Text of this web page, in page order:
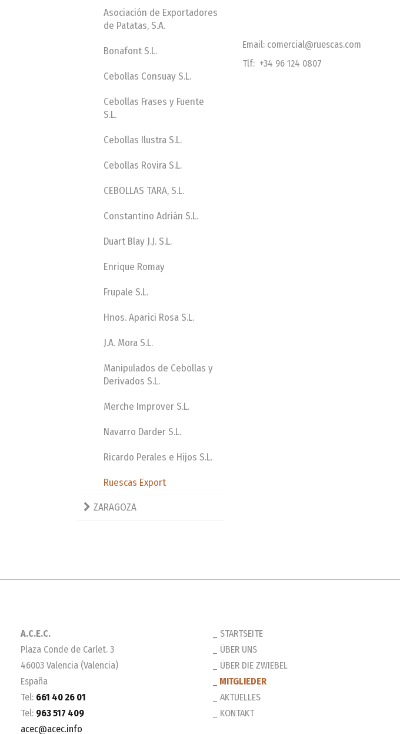
Asociación de Exportadores
de Patatas, S.A.
Bonafont S.L.
Cebollas Consuay S.L.
Cebollas Frases y Fuente
S.L.
Cebollas Ilustra S.L.
Cebollas Rovira S.L.
CEBOLLAS TARA, S.L.
Constantino Adrián S.L.
Duart Blay J.J. S.L.
Enrique Romay
Frupale S.L.
Hnos. Aparici Rosa S.L.
J.A. Mora S.L.
Manipulados de Cebollas y
Derivados S.L.
Merche Improver S.L.
Navarro Darder S.L.
Ricardo Perales e Hijos S.L.
Ruescas Export
ZARAGOZA
Email: comercial@ruescas.com
Tlf: +34 96 124 0807
A.C.E.C.
Plaza Conde de Carlet. 3
46003 Valencia (Valencia)
España
Tel: 661 40 26 01
Tel: 963 517 409
acec@acec.info
STARTSEITE
ÜBER UNS
ÜBER DIE ZWIEBEL
MITGLIEDER
AKTUELLES
KONTAKT